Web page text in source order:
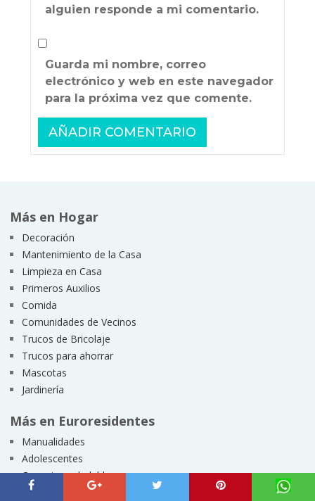
alguien responde a mi comentario.
Guarda mi nombre, correo
electrónico y web en este navegador
para la próxima vez que comente.
Más en Hogar
Decoración
Mantenimiento de la Casa
Limpieza en Casa
Primeros Auxilios
Comida
Comunidades de Vecinos
Trucos de Bricolaje
Trucos para ahorrar
Mascotas
Jardinería
Más en Euroresidentes
Manualidades
Adolescentes
Consejos saludables
Significado del Nombre